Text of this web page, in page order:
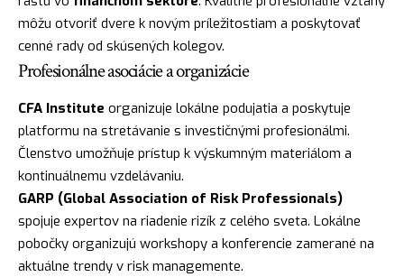
môžu otvoriť dvere k novým príležitostiam a poskytovať
cenné rady od skúsených kolegov.
Profesionálne asociácie a organizácie
CFA Institute organizuje lokálne podujatia a poskytuje
platformu na stretávanie s investičnými profesionálmi.
Členstvo umožňuje prístup k výskumným materiálom a
kontinuálnemu vzdelávaniu.
GARP (Global Association of Risk Professionals)
spojuje expertov na riadenie rizík z celého sveta. Lokálne
pobočky organizujú workshopy a konferencie zamerané na
aktuálne trendy v risk managemente.